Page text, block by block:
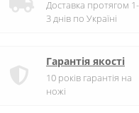
Доставка протягом 1-
3 днів по Україні
Гарантія якості
10 років гарантія на
ножі